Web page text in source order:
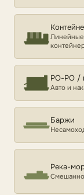
Линейные
РО-РО /
Авто и
Баржи
Река-